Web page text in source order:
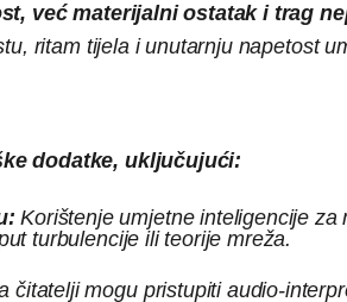
već materijalni ostatak i trag
ritam tijela i unutarnju napetost
dodatke, uključujući:
Korištenje umjetne inteligencije
turbulencije ili teorije mreža.
čitatelji mogu pristupiti audio-